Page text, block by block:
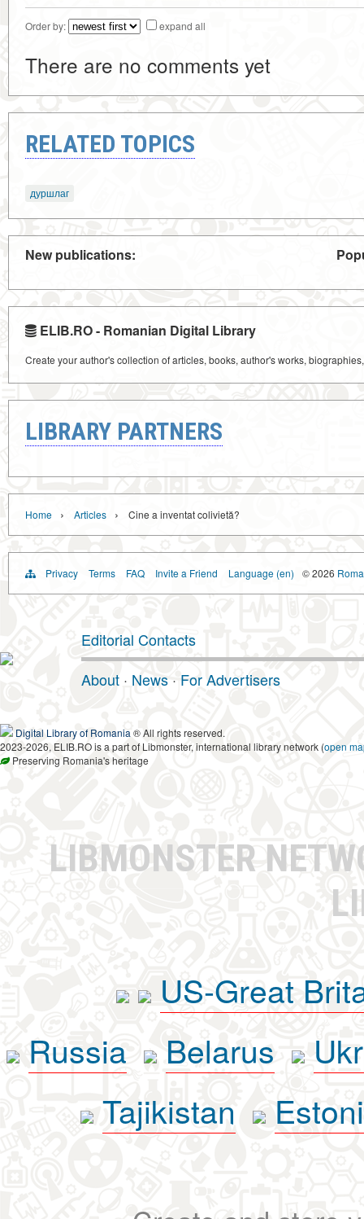
Order by: expand all
There are no comments yet
RELATED TOPICS
дуршлаг
New publications:
ELIB.RO - Romanian Digital Library
Create your author's collection of articles, books, author's works,
LIBRARY PARTNERS
Home › Articles › Cine a inventat colivietă?
Privacy Terms FAQ Invite a Friend Language (en) © 2026
Editorial Contacts
About · News · For Advertisers
Digital Library of Romania ® All rights reserved.
2023-2026, ELIB.RO is a part of Libmonster, international library network (open
Preserving Romania's heritage
LIBMONSTER
US-Great
Russia
Belarus
Tajikistan